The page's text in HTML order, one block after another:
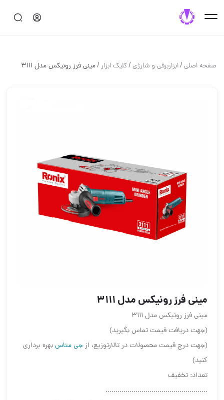
صفحه اصلی/ابزاربرقی و شارژی/کلیک ابزار/مینی فرز رونیکس مدل 3111
مینی فرز رونیکس مدل 3111
مینی فرز رونیکس مدل 3111
(جهت دریافت قیمت تماس بگیرید)
(جهت درج قیمت محصولات در تالارتوزیع، ازجی متاسبهره برداری
کنید)
تعداد: تخفیف
...................................................